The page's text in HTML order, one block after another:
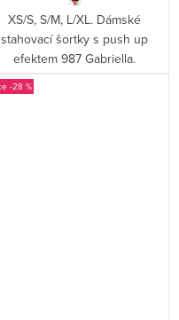
XS/S, S/M, L/XL. Dámské
stahovací šortky s push up
efektem 987 Gabriella.
-28 %